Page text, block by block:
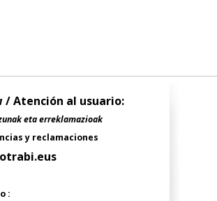
/ Atención al usuario:
eta erreklamazioak
y reclamaciones
: